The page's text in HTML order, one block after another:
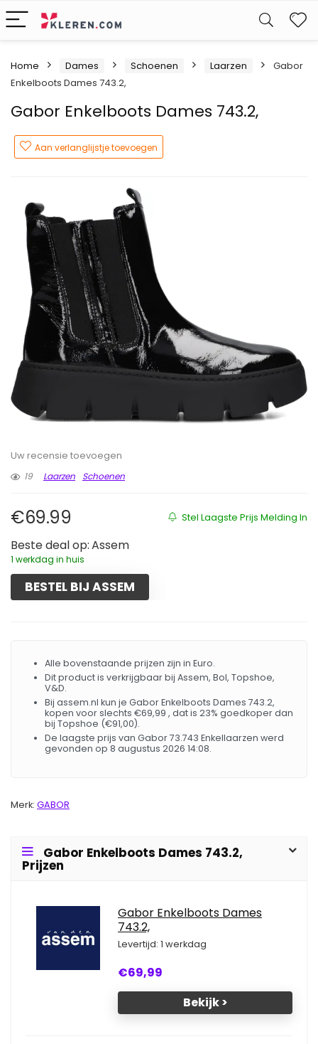
Home Dames Schoenen Laarzen
Gabor
Enkelboots Dames 743.2,
Gabor Enkelboots Dames 743.2,
Aan verlanglijstje toevoegen
Uw recensie toevoegen
19
Laarzen Schoenen
Stel Laagste Prijs Melding In
€69.99
Beste deal op: Assem
1 werkdag in huis
BESTEL BIJ ASSEM
Alle bovenstaande prijzen zijn in Euro.
Dit product is verkrijgbaar bij Assem, Bol, Topshoe,
V&D.
Bij assem.nl kun je Gabor Enkelboots Dames 743.2,
kopen voor slechts €69,99 , dat is 23% goedkoper dan
bij Topshoe (€91,00).
De laagste prijs van Gabor 73.743 Enkellaarzen werd
gevonden op 8 augustus 2026 14:08.
Merk: GABOR
Gabor Enkelboots Dames 743.2,
Prijzen
Gabor Enkelboots Dames
743.2,
Levertijd: 1 werkdag
€69,99
Bekijk >